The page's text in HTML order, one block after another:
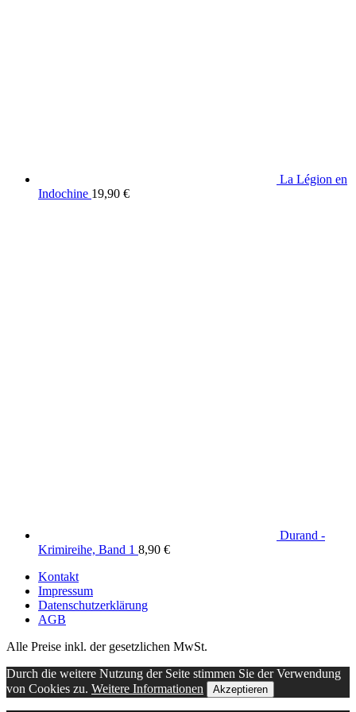
La Légion en
Indochine 19,90 €
Durand -
Krimireihe, Band 1 8,90 €
Kontakt
Impressum
Datenschutzerklärung
AGB
Alle Preise inkl. der gesetzlichen MwSt.
Durch die weitere Nutzung der Seite stimmen Sie der Verwendung
von Cookies zu. Weitere Informationen Akzeptieren